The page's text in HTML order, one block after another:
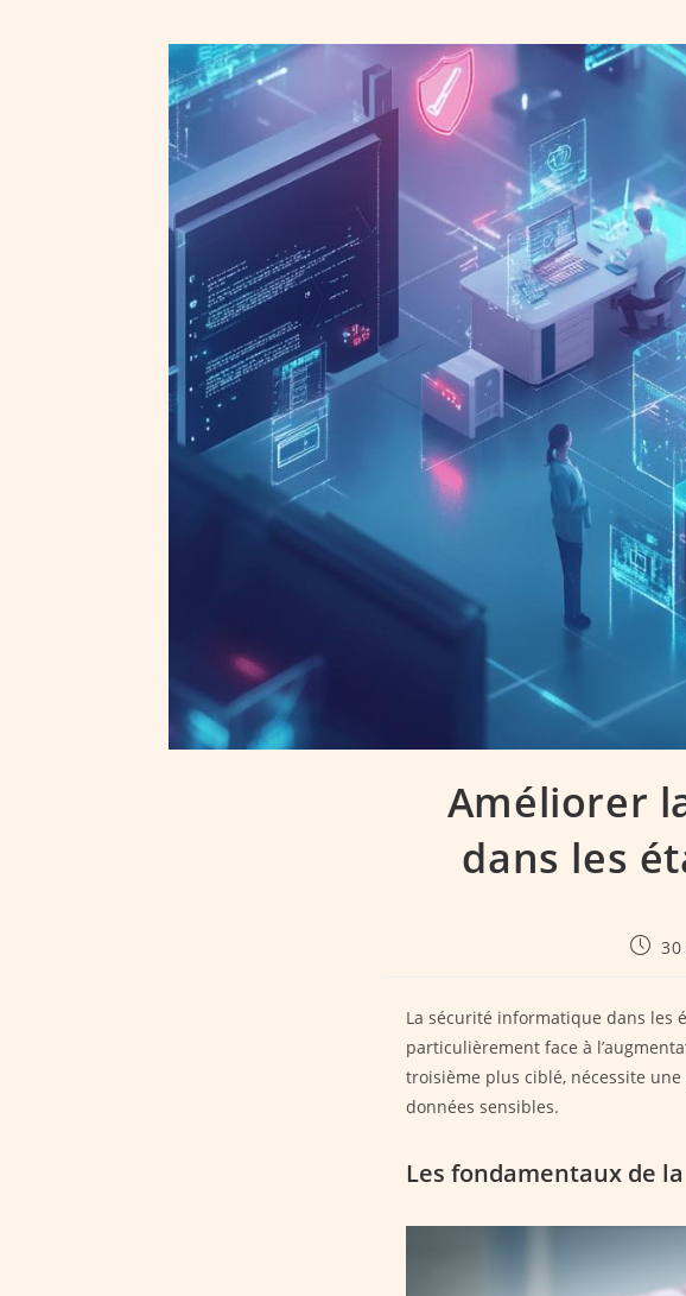
Améliorer
dans les
La sécurité informatique dans les
particulièrement face à
troisième plus ciblé, nécessite
données sensibles.
Les fondamentaux de